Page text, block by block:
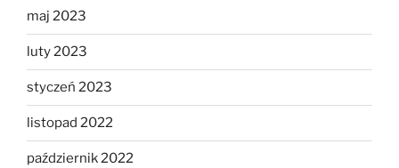
maj 2023
luty 2023
styczeń 2023
listopad 2022
październik 2022